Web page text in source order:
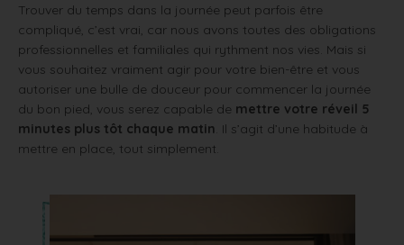
Trouver du temps dans la journée peut parfois être
compliqué, c’est vrai, car nous avons toutes des obligations
professionnelles et familiales qui rythment nos vies. Mais si
vous souhaitez vraiment agir pour votre bien-être et vous
autoriser une bulle de douceur pour commencer la journée
du bon pied, vous serez capable de mettre votre réveil 5
minutes plus tôt chaque matin . Il s’agit d’une habitude à
mettre en place, tout simplement.